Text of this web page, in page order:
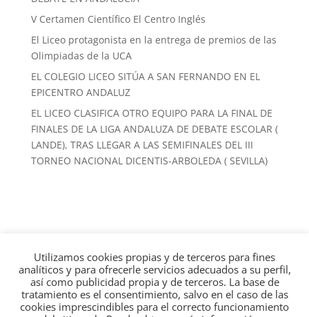
V Certamen Científico El Centro Inglés
El Liceo protagonista en la entrega de premios de las
Olimpiadas de la UCA
EL COLEGIO LICEO SITÚA A SAN FERNANDO EN EL
EPICENTRO ANDALUZ
EL LICEO CLASIFICA OTRO EQUIPO PARA LA FINAL DE
FINALES DE LA LIGA ANDALUZA DE DEBATE ESCOLAR (
LANDE), TRAS LLEGAR A LAS SEMIFINALES DEL III
TORNEO NACIONAL DICENTIS-ARBOLEDA ( SEVILLA)
Calle Real, 225, 11100 San Fernando, Cádiz · 956 88
13 22
Utilizamos cookies propias y de terceros para fines
analíticos y para ofrecerle servicios adecuados a su perfil,
así como publicidad propia y de terceros. La base de
tratamiento es el consentimiento, salvo en el caso de las
cookies imprescindibles para el correcto funcionamiento